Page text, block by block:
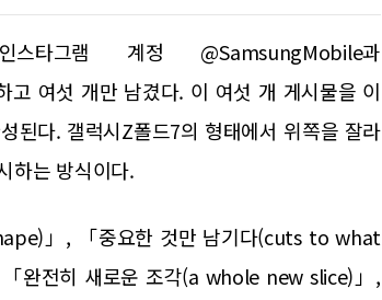
타그램 계정 @SamsungMobile과
여섯 개만 남겼다. 이 여섯 개 게시물을 이
다. 갤럭시Z폴드7의 형태에서 위쪽을 잘라
하는 방식이다.
」, 「중요한 것만 남기다(cuts to what
완전히 새로운 조각(a whole new slice)」,